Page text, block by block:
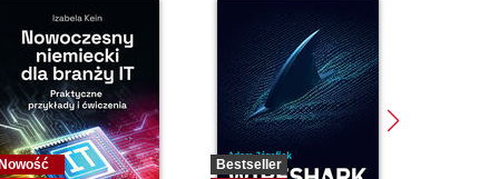
Nowość
Bestseller